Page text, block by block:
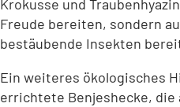
Krokusse und
Freude bereiten, sondern
bestäubende Insekten
Ein weiteres ökologisches
errichtete Benjeshecke, die